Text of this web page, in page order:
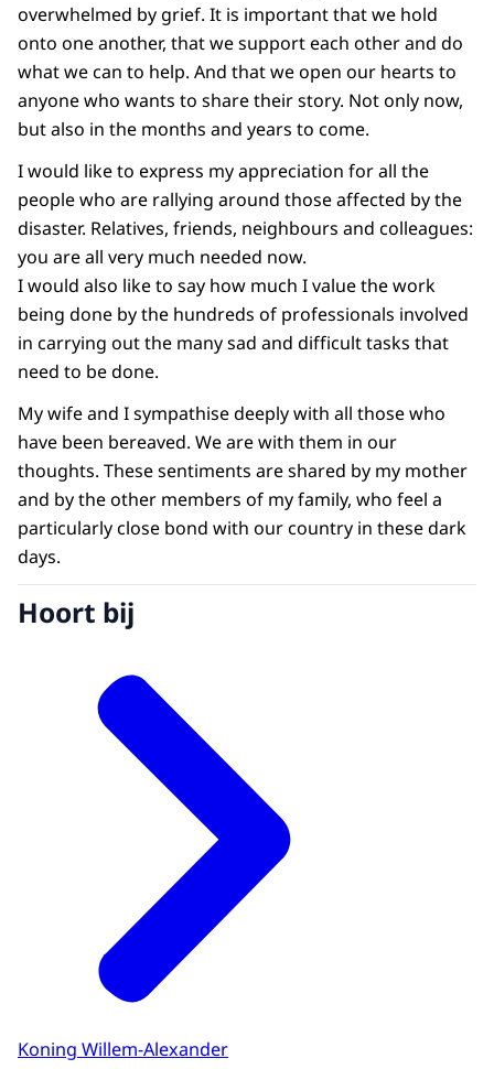
overwhelmed by grief. It is important that we hold
onto one another, that we support each other and do
what we can to help. And that we open our hearts to
anyone who wants to share their story. Not only now,
but also in the months and years to come.
I would like to express my appreciation for all the
people who are rallying around those affected by the
disaster. Relatives, friends, neighbours and colleagues:
you are all very much needed now.
I would also like to say how much I value the work
being done by the hundreds of professionals involved
in carrying out the many sad and difficult tasks that
need to be done.
My wife and I sympathise deeply with all those who
have been bereaved. We are with them in our
thoughts. These sentiments are shared by my mother
and by the other members of my family, who feel a
particularly close bond with our country in these dark
days.
Hoort bij
Koning Willem-Alexander